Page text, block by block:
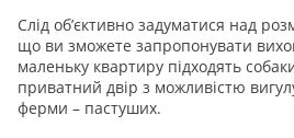
Слід об’єктивно задуматися над
що ви зможете запропонувати
маленьку квартиру підходять
приватний двір з можливістю
ферми – пастуших.